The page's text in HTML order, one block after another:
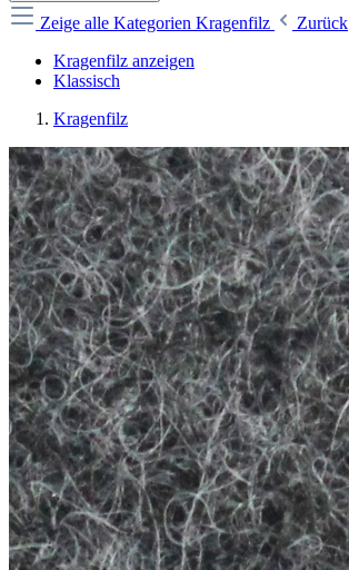
Zeige alle Kategorien Kragenfilz
Zurück
Kragenfilz anzeigen
Klassisch
Kragenfilz